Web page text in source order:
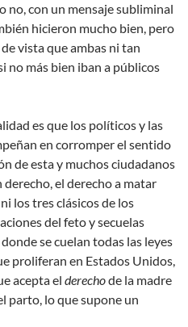
no, con un mensaje subliminal
hicieron mucho bien, pero
vista que ambas ni tan
no más bien iban a públicos
es que los políticos y las
en corromper el sentido
de esta y muchos ciudadanos
el derecho a matar
los tres clásicos de los
del feto y secuelas
se cuelan todas las leyes
proliferan en Estados Unidos,
acepta el derechode la madre
parto, lo que supone un